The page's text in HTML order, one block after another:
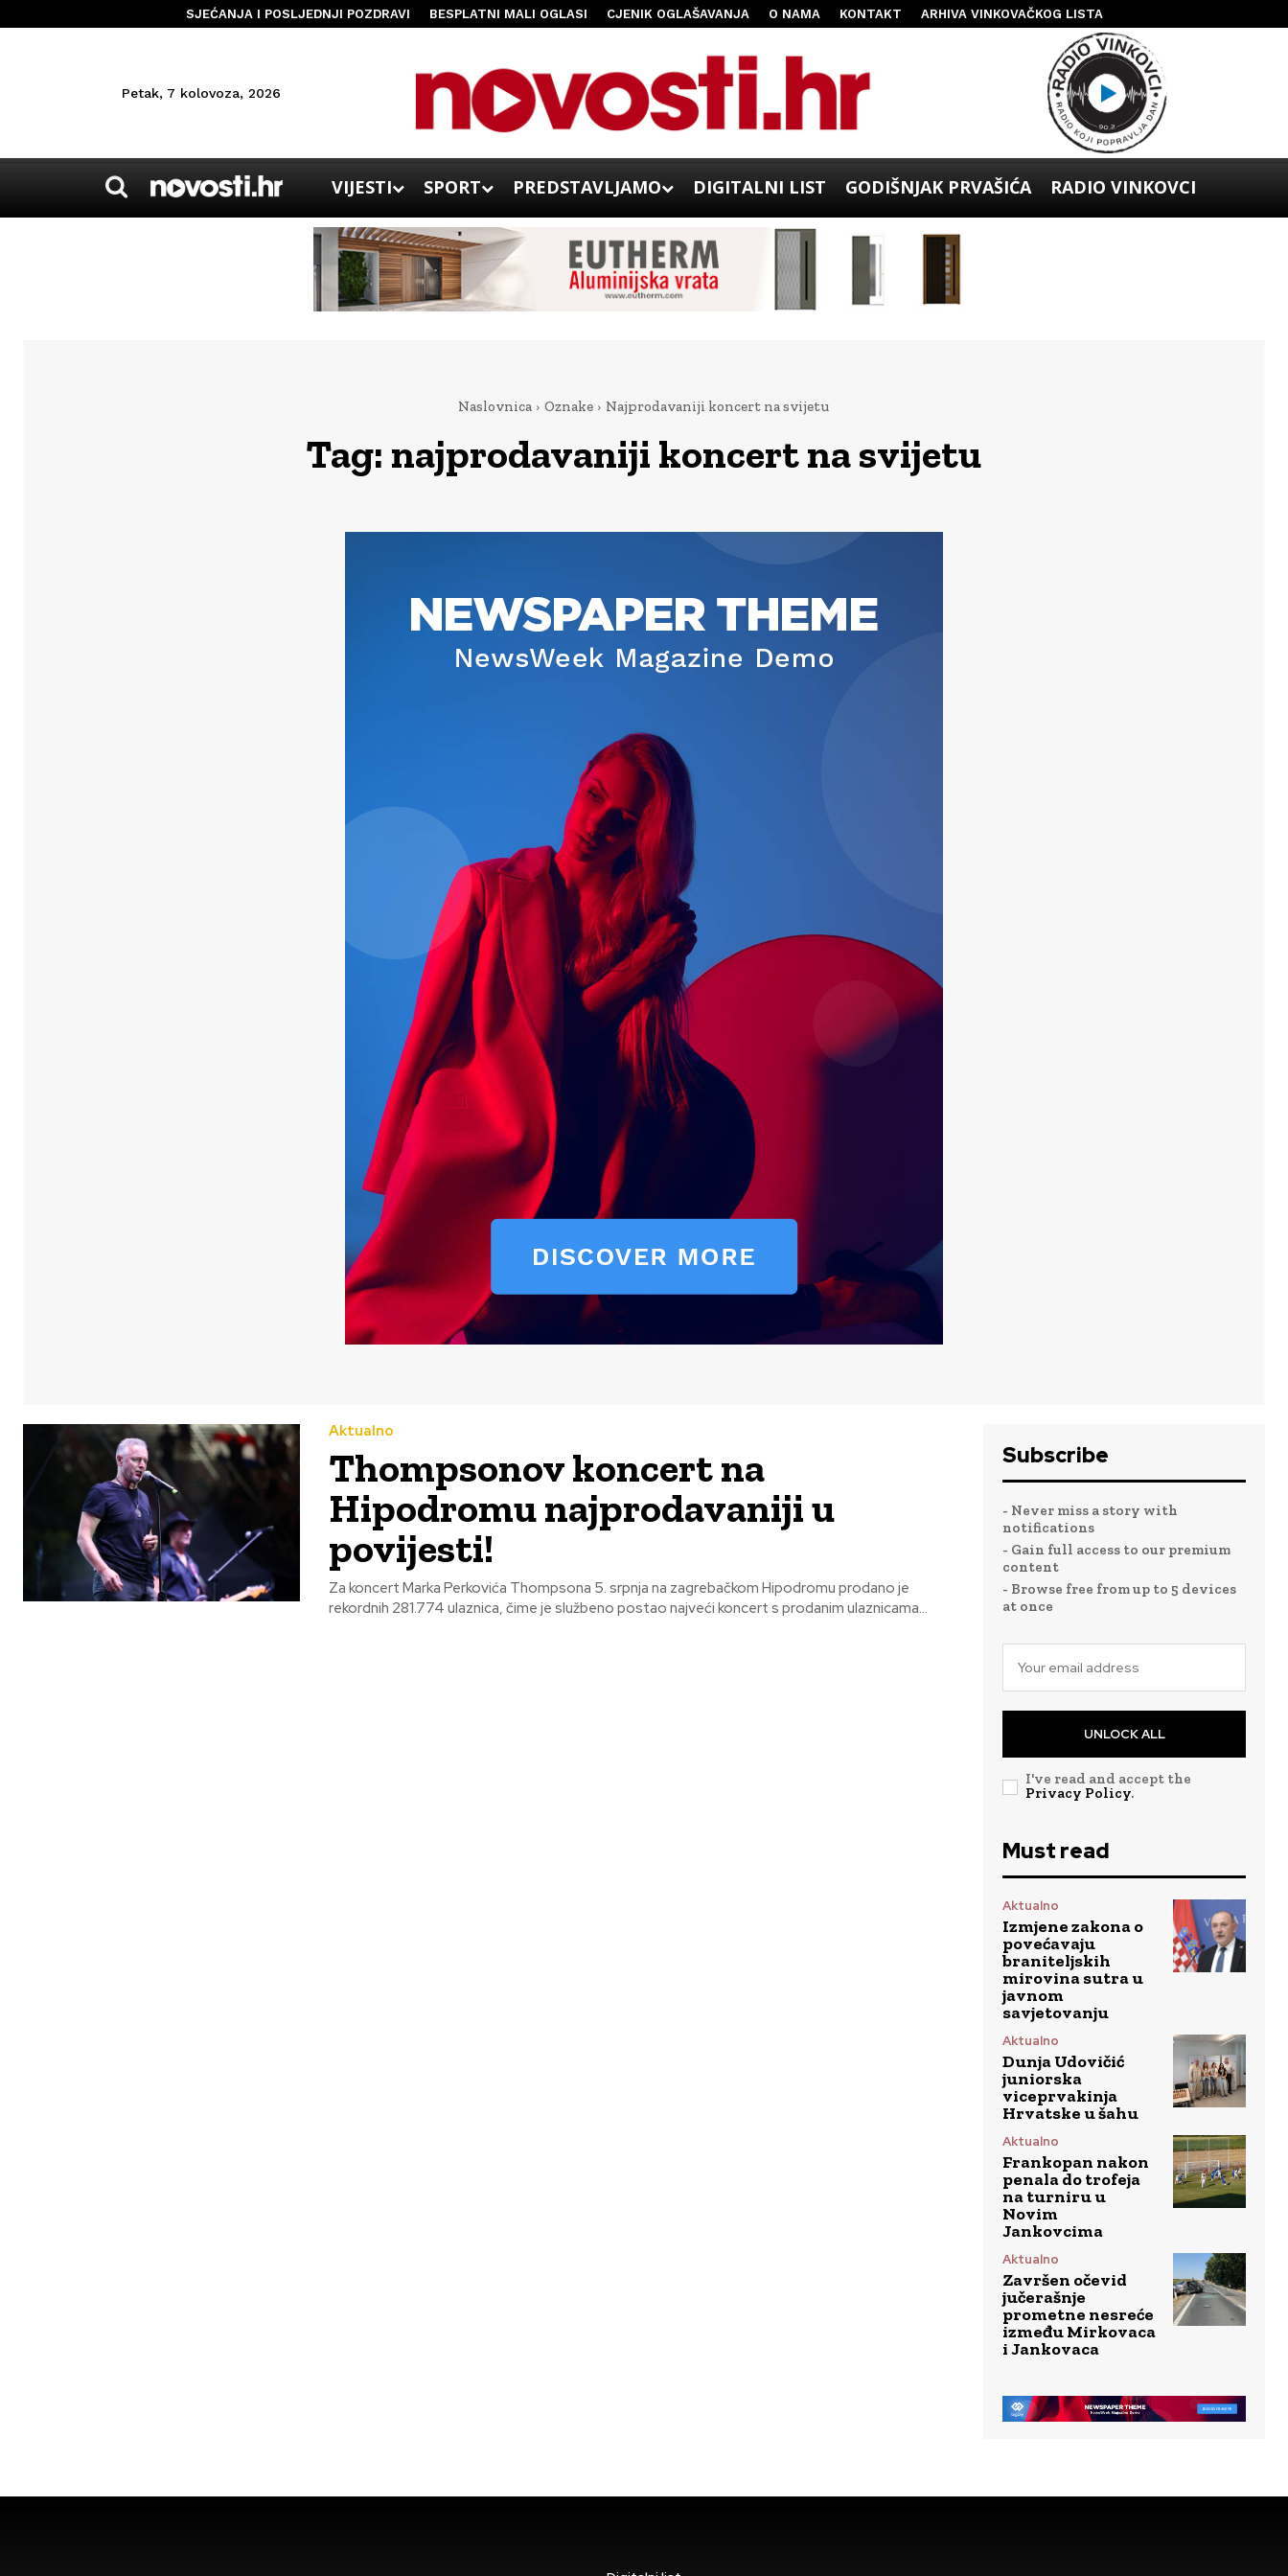
SJEĆANJA I POSLJEDNJI POZDRAVI BESPLATNI MALI OGLASI CJENIK OGLAŠAVANJA O NAMA KONTAKT ARHIVA VINKOVAČKOG LISTA
Petak, 7 kolovoza, 2026
VIJESTI SPORT PREDSTAVLJAMO DIGITALNI LIST GODIŠNJAK PRVAŠIĆA RADIO VINKOVCI
Naslovnica Oznake Najprodavaniji koncert na svijetu
Tag: najprodavaniji koncert na svijetu
Aktualno
Thompsonov koncert na
Hipodromu najprodavaniji u
povijesti!
Za koncert Marka Perkovića Thompsona 5. srpnja na zagrebačkom Hipodromu prodano je
rekordnih 281.774 ulaznica, čime je službeno postao najveći koncert s prodanim ulaznicama...
Subscribe
- Never miss a story with
notifications
- Gain full access to our premium
content
- Browse free from up to 5 devices
at once
UNLOCK ALL
I've read and accept the
Privacy Policy.
Must read
Aktualno
Izmjene zakona o
povećavaju
braniteljskih
mirovina sutra u
javnom
savjetovanju
Aktualno
Dunja Udovičić
juniorska
viceprvakinja
Hrvatske u šahu
Aktualno
Frankopan nakon
penala do trofeja
na turniru u
Novim
Jankovcima
Aktualno
Završen očevid
jučerašnje
prometne nesreće
između Mirkovaca
i Jankovaca